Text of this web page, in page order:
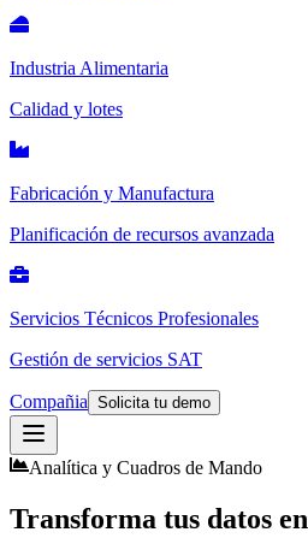
Industria Alimentaria
Calidad y lotes
Fabricación y Manufactura
Planificación de recursos avanzada
Servicios Técnicos Profesionales
Gestión de servicios SAT
Compañia Solicita tu demo
Analítica y Cuadros de Mando
Transforma tus datos en